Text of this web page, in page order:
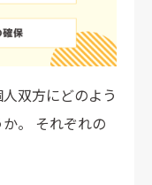
双方にどのよう
。 それぞれの